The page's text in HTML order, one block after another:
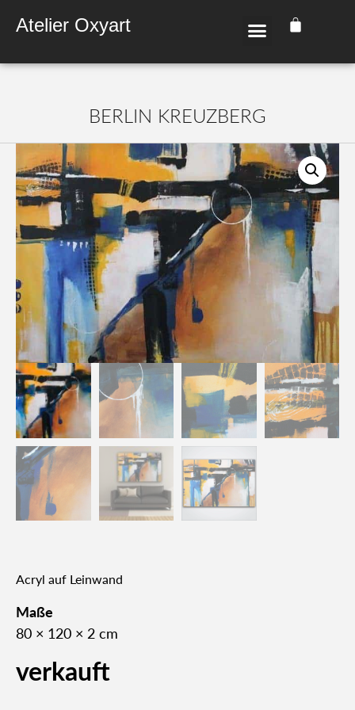
Atelier Oxyart
BER­LIN KREUZ­BERG
Acryl auf Lein­wand
Maße
80 × 120 × 2 cm
verkauft